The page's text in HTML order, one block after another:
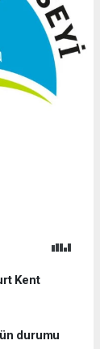
Kent
durumu